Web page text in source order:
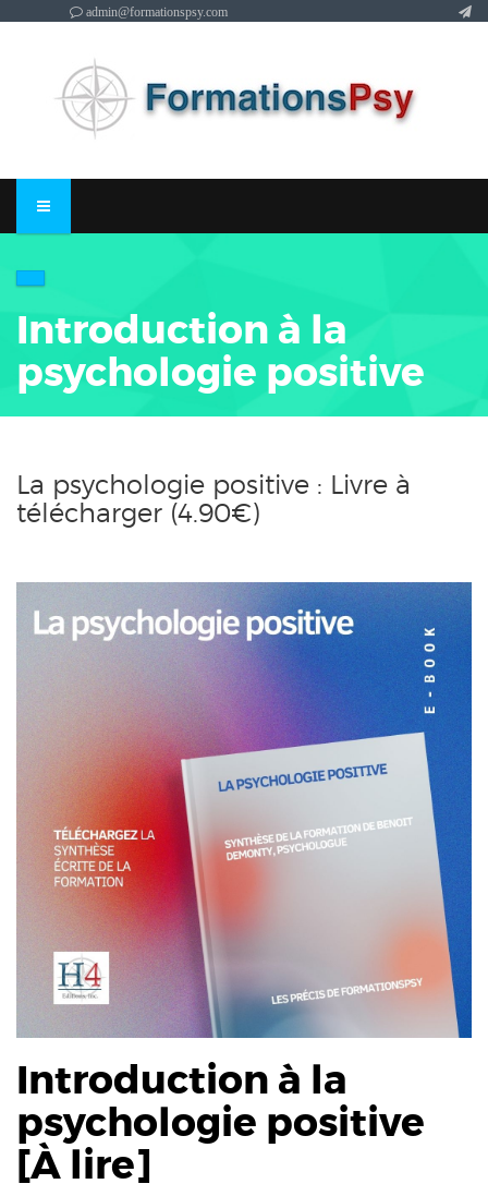
admin@formationspsy.com
Introduction à la
psychologie positive
La psychologie positive : Livre à
télécharger (4.90€)
Introduction à la
psychologie positive
[À lire]